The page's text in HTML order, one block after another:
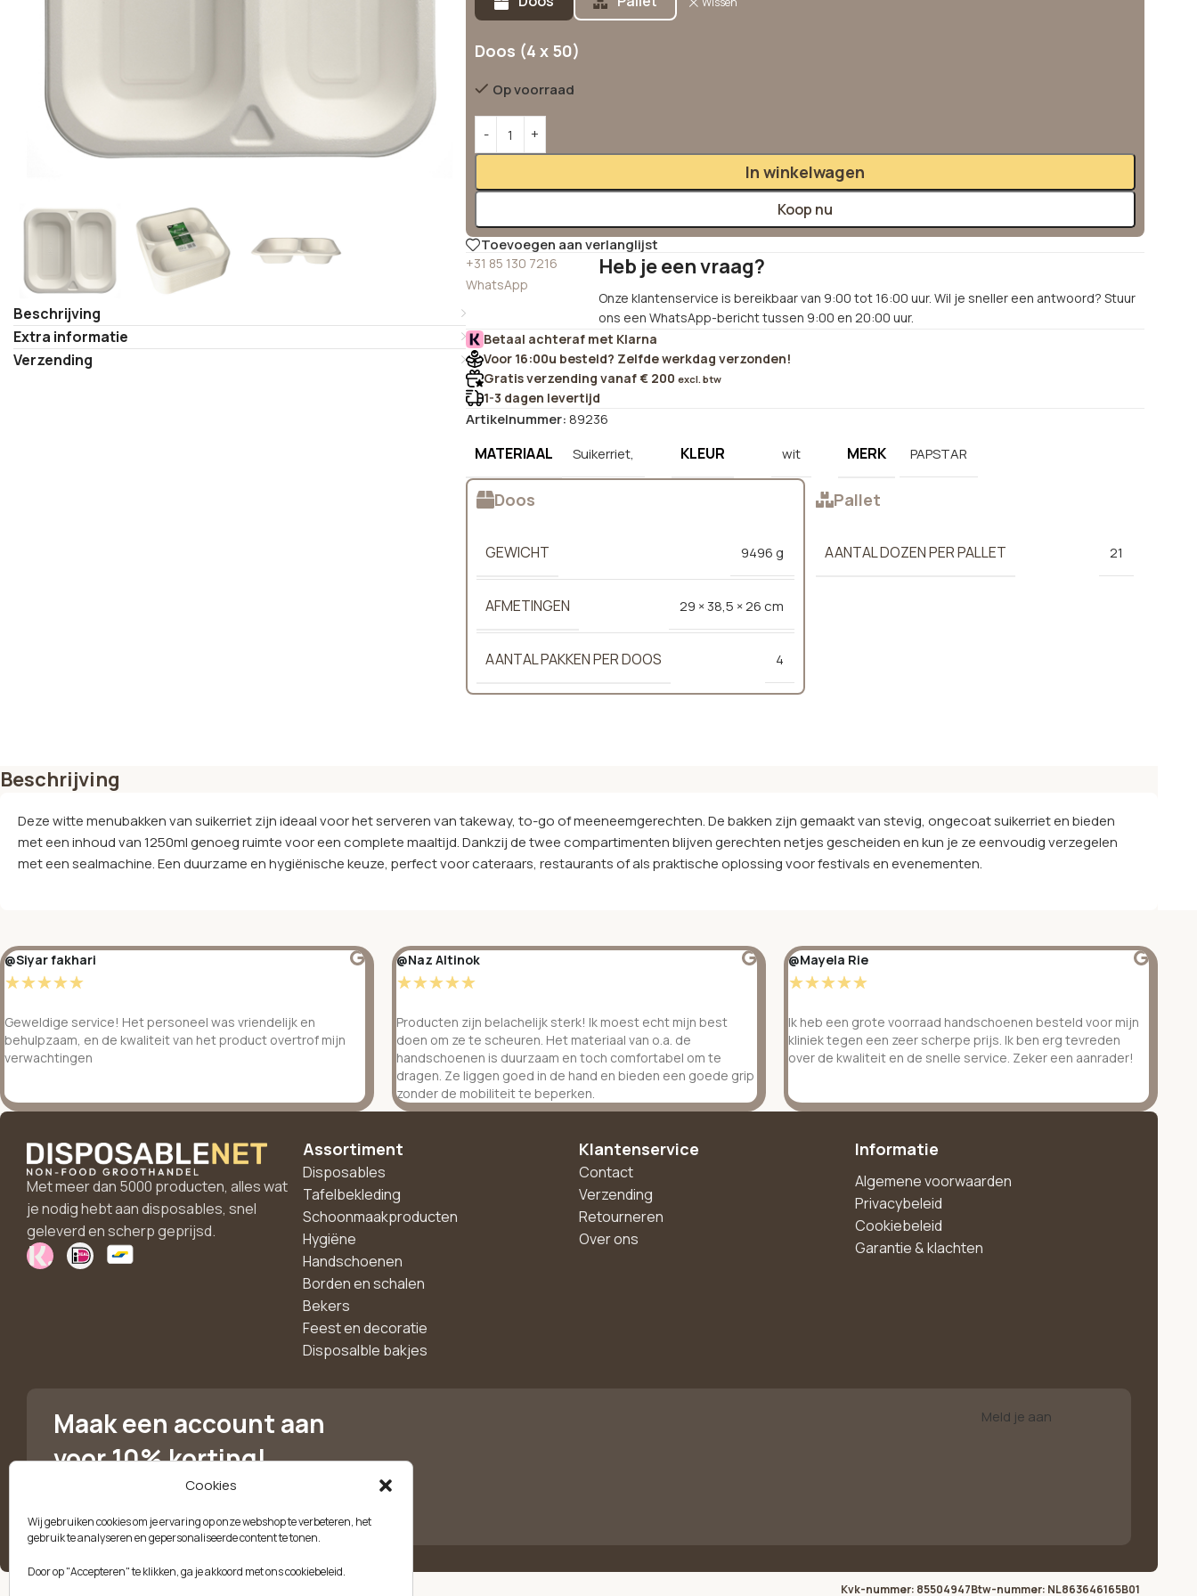
Cookies
Wij gebruiken cookies om je ervaring op onze webshop te verbeteren, het
gebruik te analyseren en gepersonaliseerde content te tonen.
Door op "Accepteren" te klikken, ga je akkoord met ons cookiebeleid.
Beschrijving
Extra informatie
Verzending
Doos (4 x 50)
Op voorraad
In winkelwagen
Koop nu
Toevoegen aan verlanglijst
+31 85 130 7216
WhatsApp
Heb je een vraag?
Onze klantenservice is bereikbaar van 9:00 tot 16:00 uur. Wil je sneller een antwoord? Stuur
ons een WhatsApp-bericht tussen 9:00 en 20:00 uur.
Betaal achteraf met Klarna
Voor 16:00u besteld? Zelfde werkdag verzonden!
Gratis verzending vanaf € 200 excl. btw
1-3 dagen levertijd
Artikelnummer:89236
MATERIAAL Suikerriet, KLEUR wit MERK PAPSTAR
Doos
GEWICHT 9496 g
AFMETINGEN 29 × 38,5 × 26 cm
AANTAL PAKKEN PER DOOS 4
Pallet
AANTAL DOZEN PER PALLET 21
Beschrijving
Deze witte menubakken van suikerriet zijn ideaal voor het serveren van takeway, to-go of meeneemgerechten. De bakken zijn gemaakt van stevig, ongecoat suikerriet en bieden
met een inhoud van 1250ml genoeg ruimte voor een complete maaltijd. Dankzij de twee compartimenten blijven gerechten netjes gescheiden en kun je ze eenvoudig verzegelen
met een sealmachine. Een duurzame en hygiënische keuze, perfect voor cateraars, restaurants of als praktische oplossing voor festivals en evenementen.
@Siyar fakhari
☆☆☆☆☆
Geweldige service! Het personeel was vriendelijk en
behulpzaam, en de kwaliteit van het product overtrof mijn
verwachtingen
@Naz Altinok
☆☆☆☆☆
Producten zijn belachelijk sterk! Ik moest echt mijn best
doen om ze te scheuren. Het materiaal van o.a. de
handschoenen is duurzaam en toch comfortabel om te
dragen. Ze liggen goed in de hand en bieden een goede grip
zonder de mobiliteit te beperken.
@Mayela Rie
☆☆☆☆☆
Ik heb een grote voorraad handschoenen besteld voor mijn
kliniek tegen een zeer scherpe prijs. Ik ben erg tevreden
over de kwaliteit en de snelle service. Zeker een aanrader!
Met meer dan 5000 producten, alles wat
je nodig hebt aan disposables, snel
geleverd en scherp geprijsd.
Assortiment
Disposables
Tafelbekleding
Schoonmaakproducten
Hygiëne
Handschoenen
Borden en schalen
Bekers
Feest en decoratie
Disposalble bakjes
Klantenservice
Contact
Verzending
Retourneren
Over ons
Informatie
Algemene voorwaarden
Privacybeleid
Cookiebeleid
Garantie & klachten
Maak een account aan
voor 10% korting!
Blijf als eerste op de hoogte van exclusieve
aanbiedingen, nieuwe producten en handige tips.
Meld je aan
Kvk-nummer: 85504947Btw-nummer: NL863646165B01